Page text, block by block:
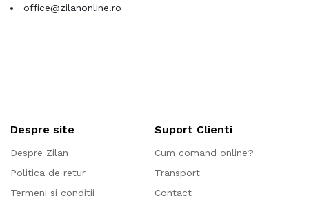
office@zilanonline.ro
Despre site
Despre Zilan
Politica de retur
Termeni si conditii
Suport Clienti
Cum comand online?
Transport
Contact